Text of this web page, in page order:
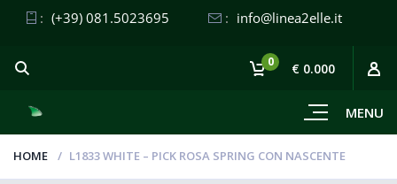
: (+39) 081.5023695 : info@linea2elle.it
MENU
0 € 0.000
HOME L1833 WHITE – PICK ROSA SPRING CON NASCENTE